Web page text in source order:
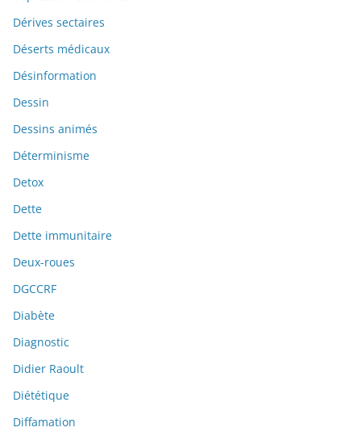
Dérives sectaires
Déserts médicaux
Désinformation
Dessin
Dessins animés
Déterminisme
Detox
Dette
Dette immunitaire
Deux-roues
DGCCRF
Diabète
Diagnostic
Didier Raoult
Diététique
Diffamation